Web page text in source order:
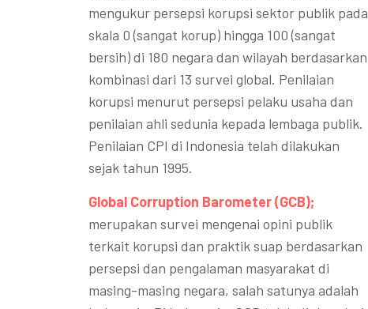
mengukur persepsi korupsi sektor publik pada
skala 0 (sangat korup) hingga 100 (sangat
bersih) di 180 negara dan wilayah berdasarkan
kombinasi dari 13 survei global. Penilaian
korupsi menurut persepsi pelaku usaha dan
penilaian ahli sedunia kepada lembaga publik.
Penilaian CPI di Indonesia telah dilakukan
sejak tahun 1995.
Global Corruption Barometer (GCB);
merupakan survei mengenai opini publik
terkait korupsi dan praktik suap berdasarkan
persepsi dan pengalaman masyarakat di
masing-masing negara, salah satunya adalah